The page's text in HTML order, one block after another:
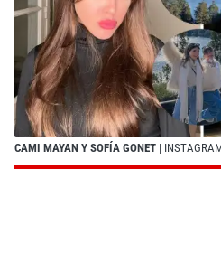
CAMI MAYAN Y SOFÍA GONET |